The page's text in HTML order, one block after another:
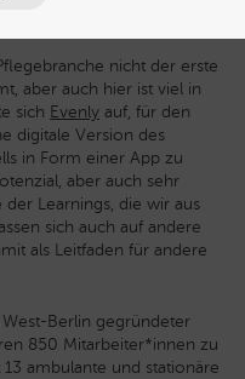
nicht der erste
aber auch hier ist viel in
sich Evenly auf, für den
digitale Version des
in Form einer App zu
aber auch sehr
der Learnings, die wir aus
sich auch auf andere
als Leitfaden für andere
Berlin gegründeter
850 Mitarbeiter*innen zu
ambulante und stationäre